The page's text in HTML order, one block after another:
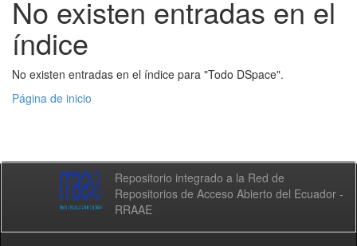
No existen entradas en el
índice
No existen entradas en el índice para "Todo DSpace".
Página de inicio
Repositorio integrado a la Red de
Repositorios de Acceso Abierto del Ecuador -
RRAAE